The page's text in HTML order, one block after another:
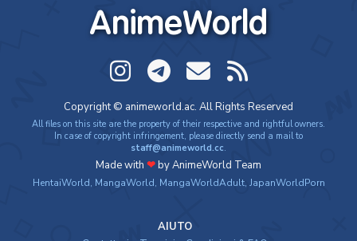
Seishun Buta Yarou wa
Seishun Buta Yarou wa
Bunny Girl...
AnimeWorld
Copyright © animeworld.ac. All Rights Reserved
All files on this site are the property of their respective and rightful owners.
In case of copyright infringement, please directly send a mail to
staff@animeworld.cc.
Made with ❤by AnimeWorld Team
HentaiWorld, MangaWorld, MangaWorldAdult, JapanWorldPorn
AIUTO